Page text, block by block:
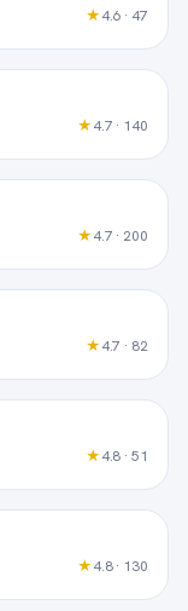
★4.6 · 47
★4.7 · 140
★4.7 · 200
★4.7 · 82
★4.8 · 51
★4.8 · 130